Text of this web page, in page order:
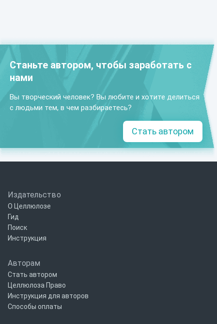
Станьте автором, чтобы заработать с
нами
Вы творческий человек? Вы любите и хотите делиться
с людьми тем, в чем разбираетесь?
Стать автором
Издательство
О Целлюлозе
Гид
Поиск
Инструкция
Авторам
Стать автором
Целлюлоза Право
Инструкция для авторов
Способы оплаты